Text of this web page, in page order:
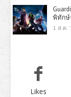
พิทักษ์
1 ส.ค.
Likes